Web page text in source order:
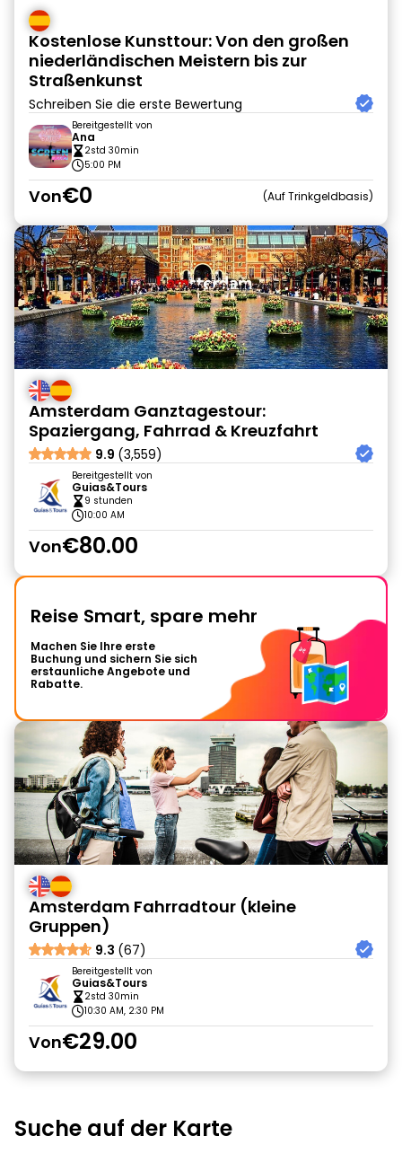
Kostenlose Kunsttour: Von den großen
niederländischen Meistern bis zur
Straßenkunst
Schreiben Sie die erste Bewertung
Bereitgestellt von
Ana
2std 30min
5:00 PM
Von€0 Auf Trinkgeldbasis
Amsterdam Ganztagestour:
Spaziergang, Fahrrad & Kreuzfahrt
9.9 (3,559)
Bereitgestellt von
Guias&Tours
9 stunden
10:00 AM
Von€80.00
Reise Smart, spare mehr
Machen Sie Ihre erste
Buchung und sichern Sie sich
erstaunliche Angebote und
Rabatte.
Amsterdam Fahrradtour (kleine
Gruppen)
9.3 (67)
Bereitgestellt von
Guias&Tours
2std 30min
10:30 AM, 2:30 PM
Von€29.00
Suche auf der Karte